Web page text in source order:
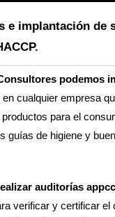
e implantación de
podemos
en cualquier empresa
para el
guías de higiene y
auditorías
verificar y certificar el